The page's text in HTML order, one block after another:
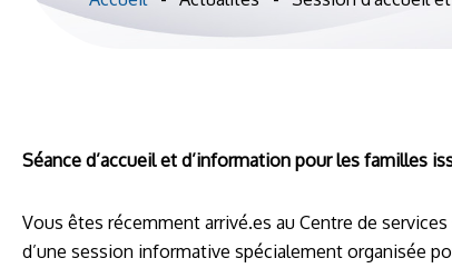
Séance d’accueil et d’information pour les familles
Vous êtes récemment arrivé.es au Centre de
d’une session informative spécialement organisée